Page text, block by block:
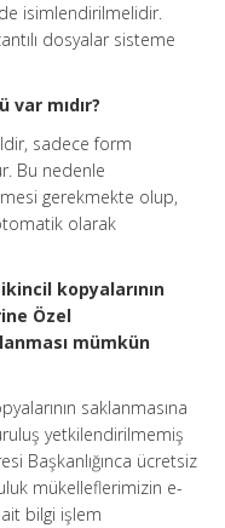
isimlendirilmelidir.
dosyalar sisteme
var mıdır?
sadece form
Bu nedenle
gerekmekte olup,
olarak
kopyalarının
Özel
mümkün
saklanmasına
yetkilendirilmemiş
Başkanlığınca ücretsiz
mükelleflerimizin e-
bilgi işlem